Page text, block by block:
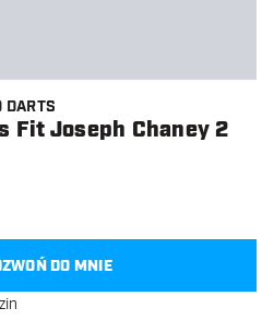
DARTS
Fit Joseph Chaney 2
DO MNIE